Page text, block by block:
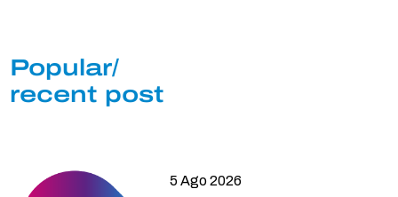
Popular/
recent post
5 Ago 2026